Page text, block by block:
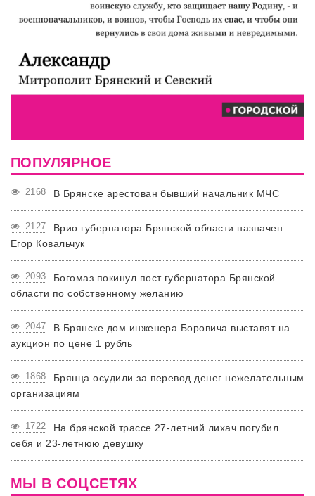
ПОПУЛЯРНОЕ
2168 В Брянске арестован бывший начальник МЧС
2127
Врио губернатора Брянской области назначен
Егор Ковальчук
2093
Богомаз покинул пост губернатора Брянской
области по собственному желанию
2047
В Брянске дом инженера Боровича выставят на
аукцион по цене 1 рубль
1868
Брянца осудили за перевод денег нежелательным
организациям
1722
На брянской трассе 27-летний лихач погубил
себя и 23-летнюю девушку
МЫ В СОЦСЕТЯХ